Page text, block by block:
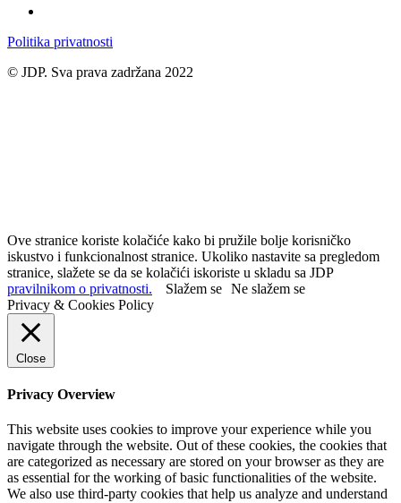
Politika privatnosti
© JDP. Sva prava zadržana 2022
Ove stranice koriste kolačiće kako bi pružile bolje korisničko
iskustvo i funkcionalnost stranice. Ukoliko nastavite sa pregledom
stranice, slažete se da se kolačići iskoriste u skladu sa JDP
pravilnikom o privatnosti.
Slažem se Ne slažem se
Privacy & Cookies Policy
Close
Privacy Overview
This website uses cookies to improve your experience while you
navigate through the website. Out of these cookies, the cookies that
are categorized as necessary are stored on your browser as they are
as essential for the working of basic functionalities of the website.
We also use third-party cookies that help us analyze and understand